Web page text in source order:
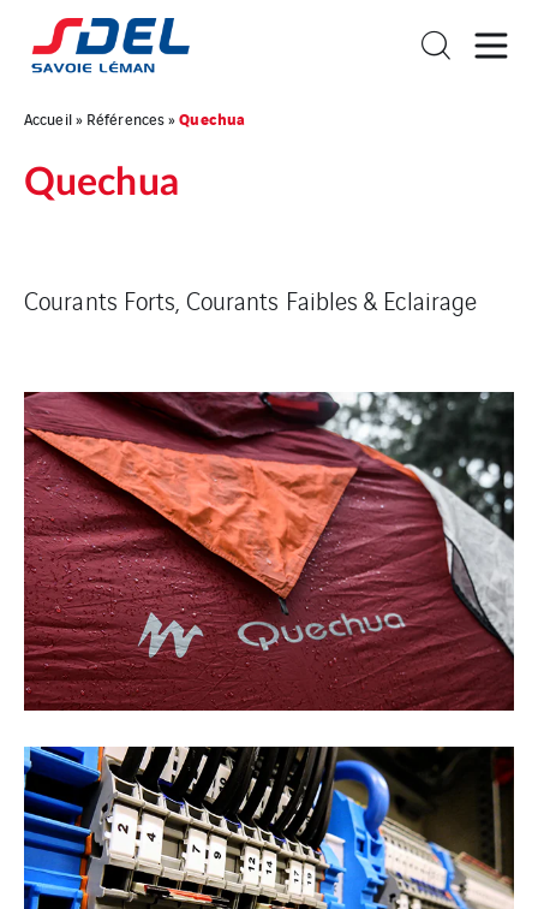
Accueil» Références»Quechua
Quechua
Courants Forts, Courants Faibles & Eclairage